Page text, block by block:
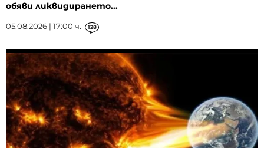
обяви ликвидирането...
05.08.2026 | 17:00 ч. 128